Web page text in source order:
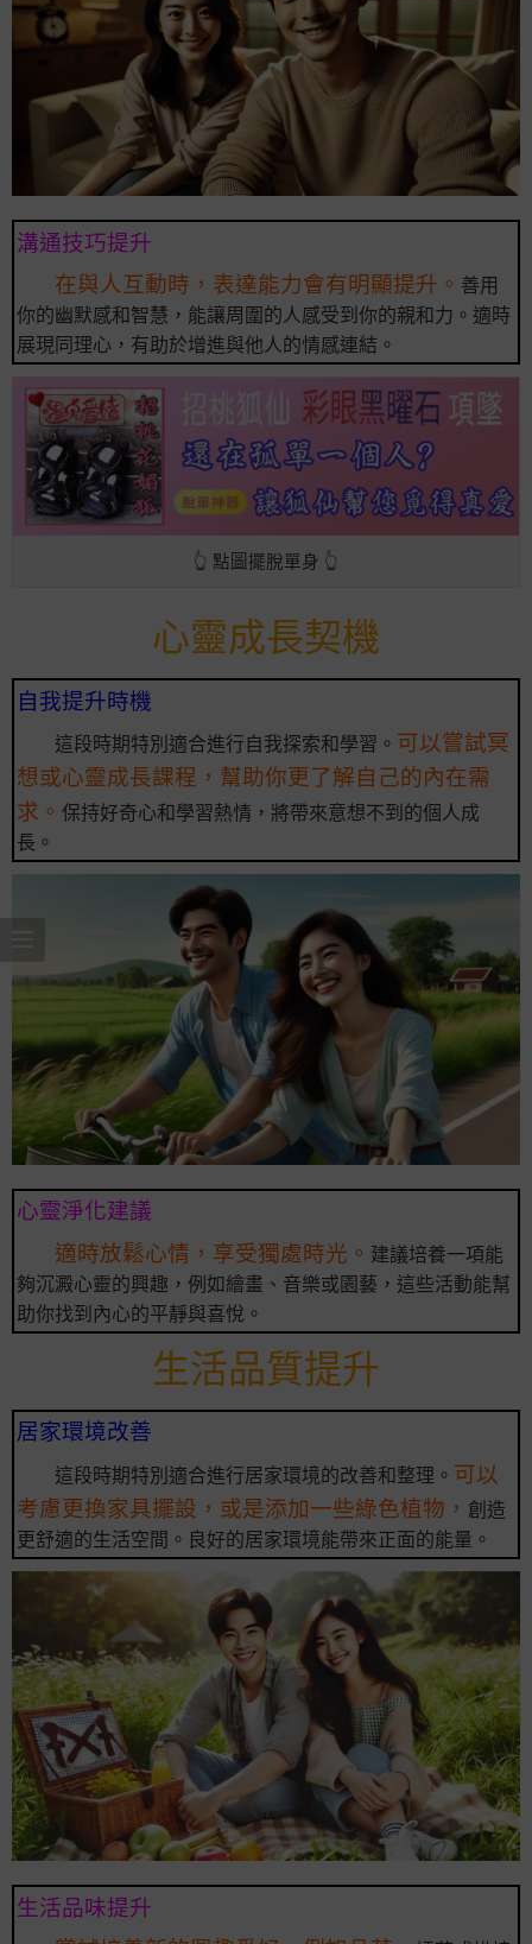
溝通技巧提升
在與人互動時，表達能力會有明顯提升。 善用
你的幽默感和智慧，能讓周圍的人感受到你的親和力。適時
展現同理心，有助於增進與他人的情感連結。
👆 點圖擺脫單身 👆
心靈成長契機
自我提升時機
這段時期特別適合進行自我探索和學習。 可以嘗試冥
想或心靈成長課程，幫助你更了解自己的內在需
求。 保持好奇心和學習熱情，將帶來意想不到的個人成
長。
心靈淨化建議
適時放鬆心情，享受獨處時光。 建議培養一項能
夠沉澱心靈的興趣，例如繪畫、音樂或園藝，這些活動能幫
助你找到內心的平靜與喜悅。
生活品質提升
居家環境改善
這段時期特別適合進行居家環境的改善和整理。 可以
考慮更換家具擺設，或是添加一些綠色植物， 創造
更舒適的生活空間。良好的居家環境能帶來正面的能量。
生活品味提升